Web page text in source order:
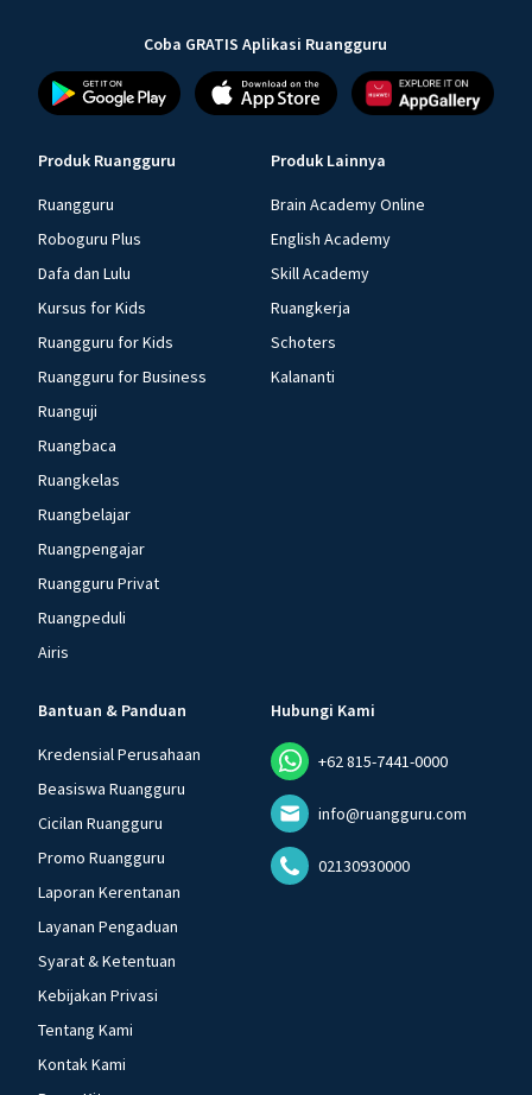
Coba GRATIS Aplikasi Ruangguru
Produk Ruangguru
Ruangguru
Roboguru Plus
Dafa dan Lulu
Kursus for Kids
Ruangguru for Kids
Ruangguru for Business
Ruanguji
Ruangbaca
Ruangkelas
Ruangbelajar
Ruangpengajar
Ruangguru Privat
Ruangpeduli
Airis
Produk Lainnya
Brain Academy Online
English Academy
Skill Academy
Ruangkerja
Schoters
Kalananti
Bantuan & Panduan
Kredensial Perusahaan
Beasiswa Ruangguru
Cicilan Ruangguru
Promo Ruangguru
Laporan Kerentanan
Layanan Pengaduan
Syarat & Ketentuan
Kebijakan Privasi
Tentang Kami
Kontak Kami
Hubungi Kami
+62 815-7441-0000
info@ruangguru.com
02130930000